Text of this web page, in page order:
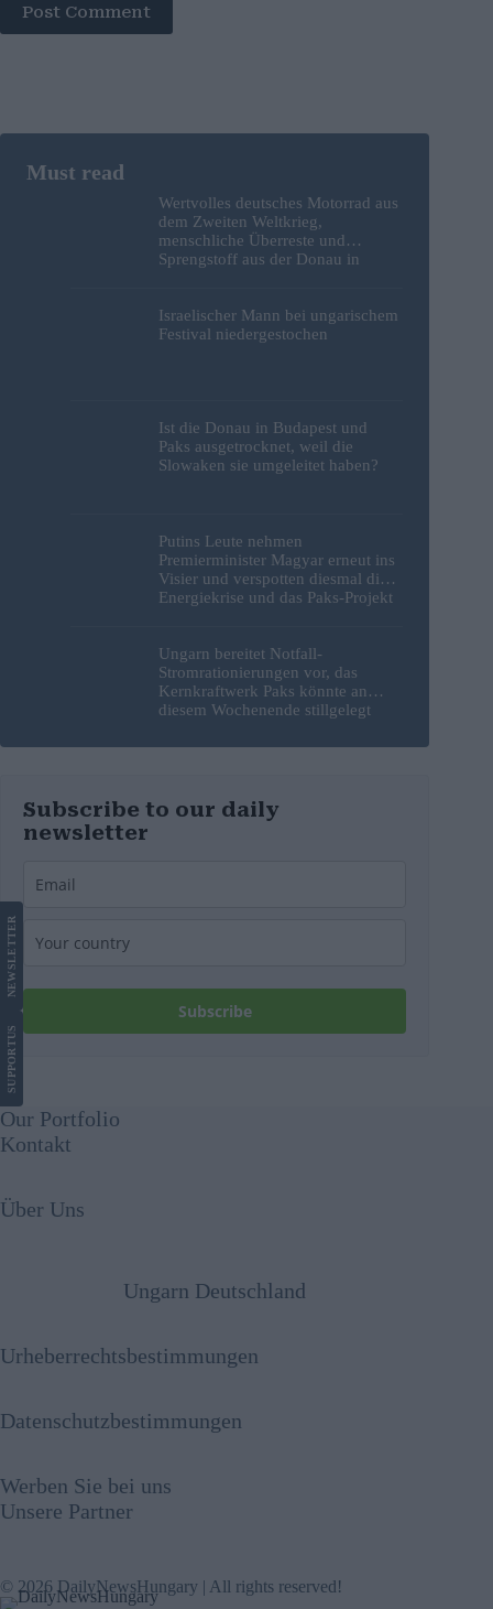
Post Comment
Wertvolles deutsches Motorrad aus
dem Zweiten Weltkrieg,
menschliche Überreste und
Sprengstoff aus der Donau in
Israelischer Mann bei ungarischem
Festival niedergestochen
Ist die Donau in Budapest und
Paks ausgetrocknet, weil die
Slowaken sie umgeleitet haben?
Putins Leute nehmen
Premierminister Magyar erneut ins
Visier und verspotten diesmal die
Energiekrise und das Paks-Projekt
Ungarn bereitet Notfall-
Stromrationierungen vor, das
Kernkraftwerk Paks könnte an
diesem Wochenende stillgelegt
Subscribe to our daily
newsletter
Subscribe
SUPPORT
US
NEWS
LETTER
Our Portfolio
Kontakt
Über Uns
Ungarn Deutschland
Urheberrechtsbestimmungen
Datenschutzbestimmungen
Werben Sie bei uns
Unsere Partner
© 2026 DailyNewsHungary | All rights reserved!